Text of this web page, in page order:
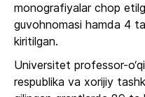
monografiyalar chop
guvohnomasi hamda 4
kiritilgan.
Universitet professor-
respublika va xorijiy